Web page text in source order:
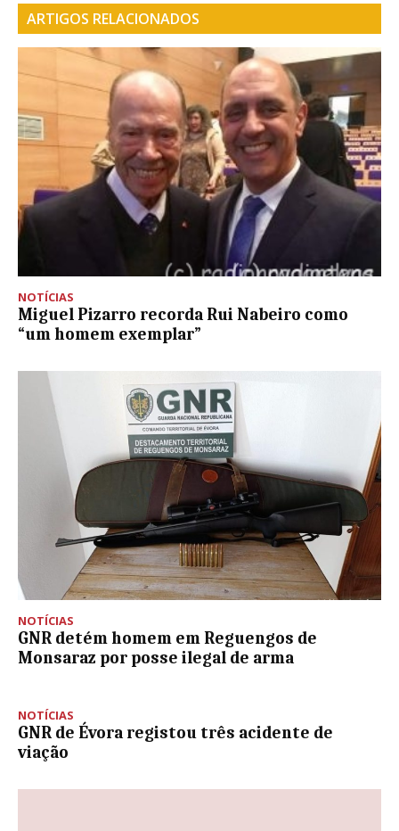
ARTIGOS RELACIONADOS
NOTÍCIAS
Miguel Pizarro recorda Rui Nabeiro como
“um homem exemplar”
NOTÍCIAS
GNR detém homem em Reguengos de
Monsaraz por posse ilegal de arma
NOTÍCIAS
GNR de Évora registou três acidente de
viação